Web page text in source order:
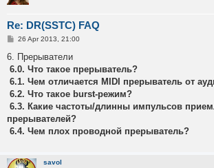
Re: DR(SSTC) FAQ
P
s
26 Apr 2013, 21:00
6. Прерыватели
6.0. Что такое прерыватель?
6.1. Чем отличается MIDI прерыватель от
6.2. Что такое burst-режим?
6.3. Какие частоты/длинны импульсов
прерывателей?
6.4. Чем плох проводной прерыватель?
savol